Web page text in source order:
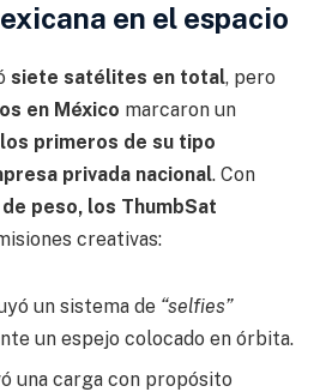
en el espacio
siete satélites en total, pero
en México marcaron un
primeros de su tipo
privada nacional. Con
peso, los ThumbSat
creativas:
un sistema de “selfies”
un espejo colocado en órbita.
una carga con propósito